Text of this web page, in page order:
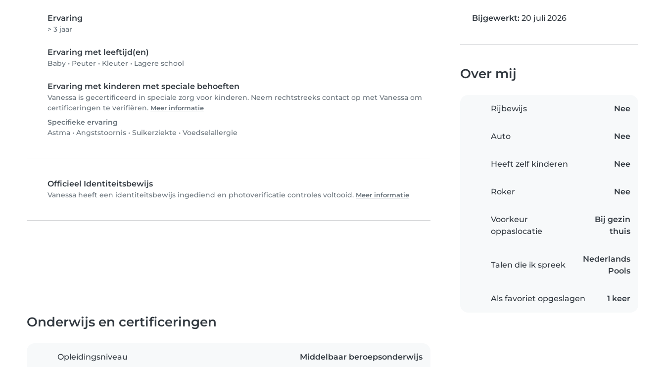
Ervaring
> 3 jaar
Ervaring met leeftijd(en)
Baby • Peuter • Kleuter • Lagere school
Ervaring met kinderen met speciale behoeften
Vanessa is gecertificeerd in speciale zorg voor kinderen. Neem rechtstreeks contact op met Vanessa om
certificeringen te verifiëren. Meer informatie
Specifieke ervaring
Astma • Angststoornis • Suikerziekte • Voedselallergie
Officieel Identiteitsbewijs
Vanessa heeft een identiteitsbewijs ingediend en photoverificatie controles voltooid. Meer informatie
Bijgewerkt: 20 juli 2026
Over mij
Rijbewijs Nee
Auto Nee
Heeft zelf kinderen Nee
Roker Nee
Voorkeur
oppaslocatie
Bij gezin
thuis
Talen die ik spreek
Nederlands
Pools
Als favoriet opgeslagen 1 keer
Onderwijs en certificeringen
Opleidingsniveau Middelbaar beroepsonderwijs